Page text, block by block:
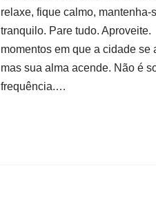
relaxe, fique calmo, mantenha-
tranquilo. Pare tudo.
momentos em que a cidade se
mas sua alma acende. Não é
frequência.…